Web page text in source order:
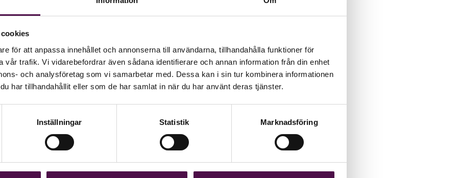
för att anpassa innehållet och annonserna till användarna, tillhandahålla funktioner för
vår trafik. Vi vidarebefordrar även sådana identifierare och annan information från din enhet
och analysföretag som vi samarbetar med. Dessa kan i sin tur kombinera informationen
har tillhandahållit eller som de har samlat in när du har använt deras tjänster.
Inställningar Statistik Marknadsföring